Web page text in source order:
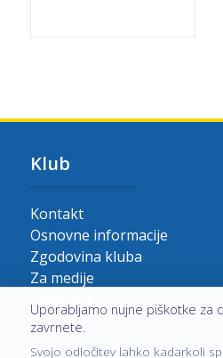
Uporabljamo nujne piškotke za
zavrnete.
Svojo odločitev lahko kadarkoli
Klub
Kontakt
Osnovne informacije
Zgodovina kluba
Za medije
Piškotki